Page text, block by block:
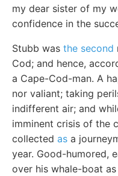
my dear sister of my
confidence in the
Stubb was the second
Cod; and hence,
a Cape-Cod-man. A
nor valiant; taking
indifferent air; and
imminent crisis of the
collected as a
year. Good-humored,
over his whale-boat